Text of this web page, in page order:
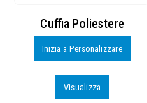
Cuffia Poliestere
Inizia a Personalizzare
Visualizza